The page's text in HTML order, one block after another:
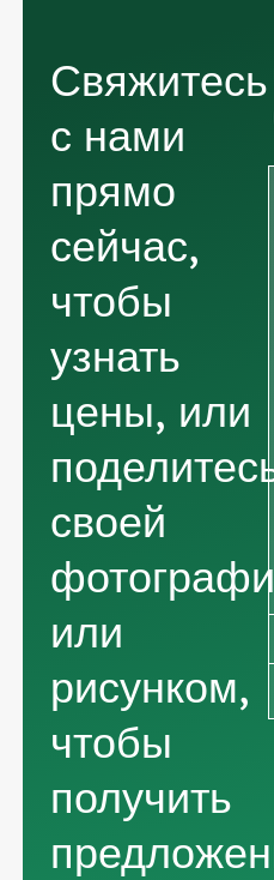
Свяжитесь
с нами
прямо
сейчас,
чтобы
узнать
цены, или
своей
или
рисунком,
чтобы
получить